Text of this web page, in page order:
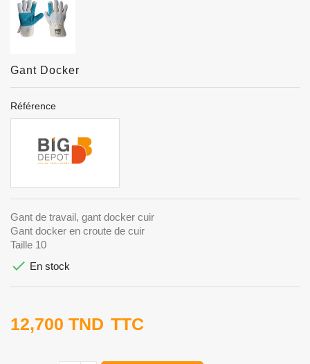
Gant Docker
Référence
Gant de travail, gant docker cuir
Gant docker en croute de cuir
Taille 10
 En stock
12,700 TND TTC